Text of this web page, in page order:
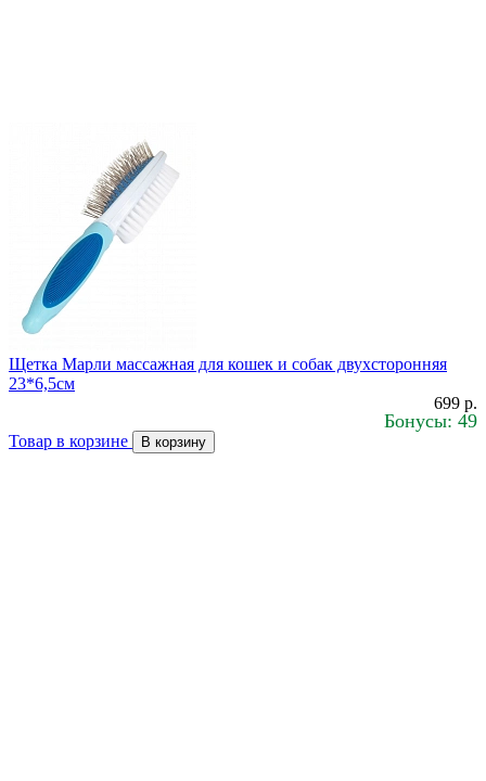
Щетка Марли массажная для кошек и собак двухсторонняя
23*6,5см
699 р.
Бонусы: 49
Товар в корзине В корзину